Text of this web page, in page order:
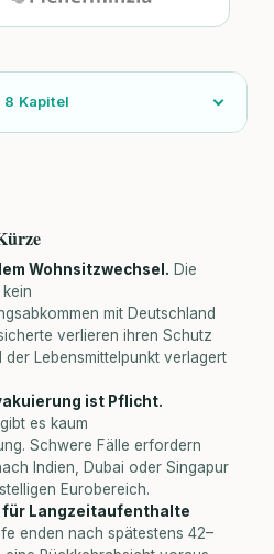
8 Kapitel
Wohnsitzwechsel. Die
mit Deutschland
verlieren ihren Schutz
Lebensmittelpunkt verlagert
ist Pflicht.
es kaum
Schwere Fälle erfordern
Indien, Dubai oder Singapur
Eurobereich.
für Langzeitaufenthalte
enden nach spätestens 42–